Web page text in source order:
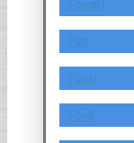
Ferrari
Fiat
Fiath
Ford